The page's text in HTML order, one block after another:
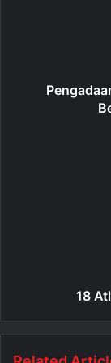
18